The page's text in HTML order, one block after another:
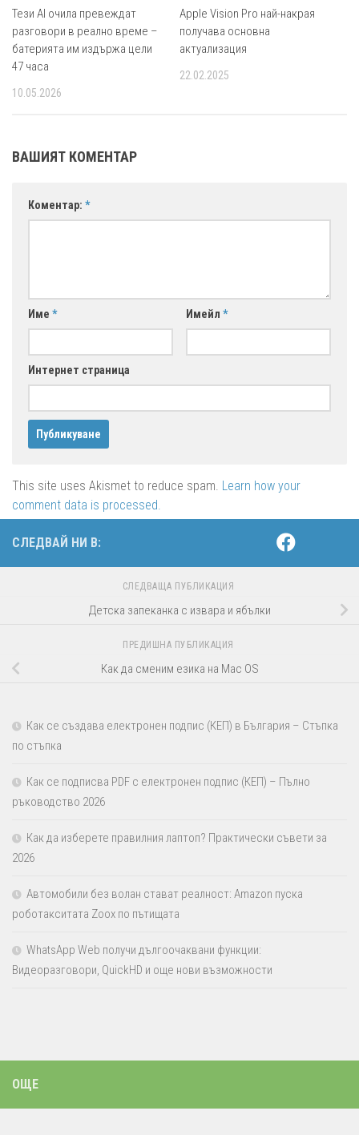
Тези AI очила превеждат
разговори в реално време –
батерията им издържа цели
47 часа
10.05.2026
Apple Vision Pro най-накрая
получава основна
актуализация
22.02.2025
ВАШИЯТ КОМЕНТАР
Коментар: *
Име * Имейл *
Интернет страница
This site uses Akismet to reduce spam. Learn how your
comment data is processed.
СЛЕДВАЙ НИ В:
СЛЕДВАЩА ПУБЛИКАЦИЯ
Детска запеканка с извара и ябълки
ПРЕДИШНА ПУБЛИКАЦИЯ
Как да сменим езика на Mac OS
Как се създава електронен подпис (КЕП) в България – Стъпка
по стъпка
Как се подписва PDF с електронен подпис (КЕП) – Пълно
ръководство 2026
Как да изберете правилния лаптоп? Практически съвети за
2026
Автомобили без волан стават реалност: Amazon пуска
роботакситата Zoox по пътищата
WhatsApp Web получи дългоочаквани функции:
Видеоразговори, QuickHD и още нови възможности
ОЩЕ